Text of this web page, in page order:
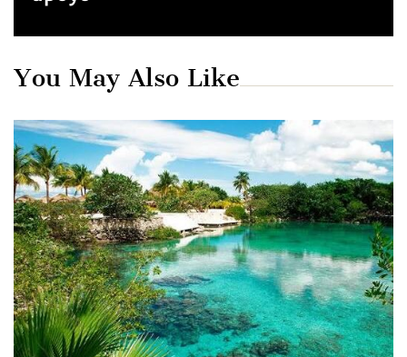
You May Also Like